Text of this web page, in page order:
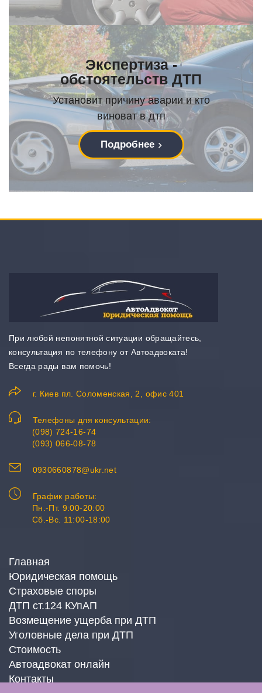
Экспертиза -
обстоятельств ДТП
Установит причину аварии и кто
виноват в дтп
Подробнее
При любой непонятной ситуации обращайтесь,
консультация по телефону от Автоадвоката!
Всегда рады вам помочь!
г. Киев пл. Соломенская, 2, офис 401
Телефоны для консультации:
(098) 724-16-74
(093) 066-08-78
0930660878@ukr.net
График работы:
Пн.-Пт. 9:00-20:00
Сб.-Вс. 11:00-18:00
Главная
Юридическая помощь
Страховые споры
ДТП ст.124 КУпАП
Возмещение ущерба при ДТП
Уголовные дела при ДТП
Стоимость
Автоадвокат онлайн
Контакты